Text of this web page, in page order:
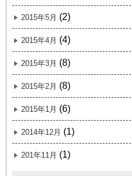
2015年5月 (2)
2015年4月 (4)
2015年3月 (8)
2015年2月 (8)
2015年1月 (6)
2014年12月 (1)
201年11月 (1)